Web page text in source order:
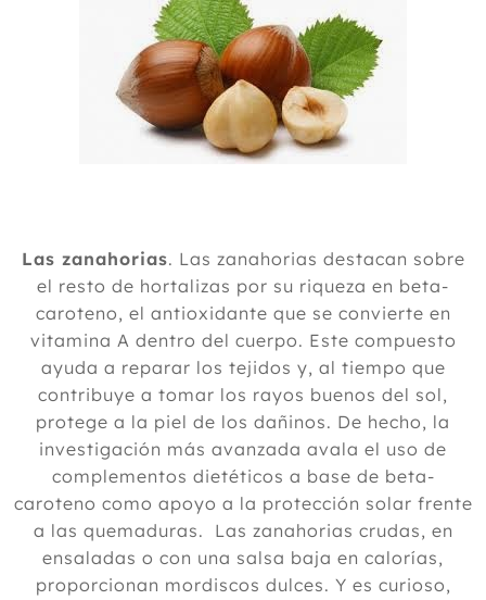
Las zanahorias. Las zanahorias destacan sobre
el resto de hortalizas por su riqueza en beta-
caroteno, el antioxidante que se convierte en
vitamina A dentro del cuerpo. Este compuesto
ayuda a reparar los tejidos y, al tiempo que
contribuye a tomar los rayos buenos del sol,
protege a la piel de los dañinos. De hecho, la
investigación más avanzada avala el uso de
complementos dietéticos a base de beta-
caroteno como apoyo a la protección solar frente
a las quemaduras. Las zanahorias crudas, en
ensaladas o con una salsa baja en calorías,
proporcionan mordiscos dulces. Y es curioso,